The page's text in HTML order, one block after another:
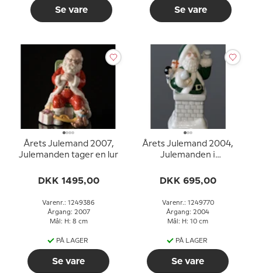
Se vare Se vare
Årets Julemand 2007,
Julemanden tager en lur
DKK 1495,00
Varenr.: 1249386
Årgang: 2007
Mål: H: 8 cm
PÅ LAGER
Se vare
Årets Julemand 2004,
Julemanden i
Copenhagen
DKK 695,00
Varenr.: 1249770
Årgang: 2004
Mål: H: 10 cm
PÅ LAGER
Se vare